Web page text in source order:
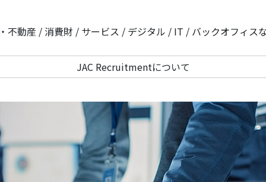
/ 消費財 / サービス / デジタル / IT / バックオ
JAC Recruitmentについて